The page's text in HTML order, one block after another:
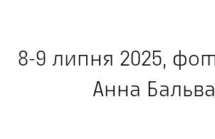
8-9 липня 2025,
Анна